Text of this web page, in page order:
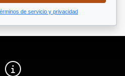
de servicio y privacidad